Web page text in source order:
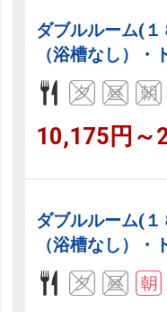
ダブルルーム(
（浴槽なし）・
10,175円～
ダブルルーム(
（浴槽なし）・